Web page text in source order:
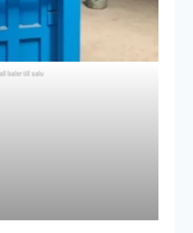
baler till salu